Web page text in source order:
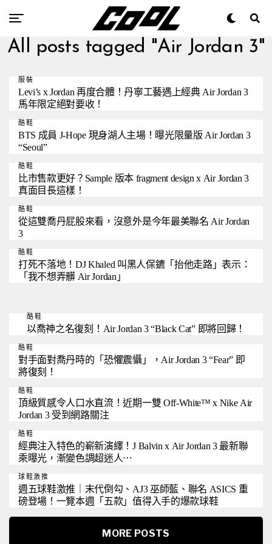
All posts tagged "Air Jordan 3"
服裝
Levi’s x Jordan 再度合體！丹寧工藝遇上經典 Air Jordan 3
馬年限定絕對要收！
酷鞋
BTS 成員 J-Hope 現身湖人主場！曝光限量版 Air Jordan 3
“Seoul”
酷鞋
比市售款更好？Sample 版本 fragment design x Air Jordan 3
真面目長這樣！
酷鞋
從這雙喬丹屁股來看，沒意外是今年最美聯名 Air Jordan
3
酷鞋
打死不落地！DJ Khaled 叫黑人保鑣「抬他走路」表示：
「我不想弄髒 Air Jordan」
酷鞋
以喬神之名復刻！Air Jordan 3 “Black Cat” 即將回歸！
酷鞋
對手面對喬丹時的「恐懼震懾」，Air Jordan 3 “Fear” 即
將復刻！
酷鞋
頂級質感令人口水直流！近期一雙 Off-White™ x Nike Air
Jordan 3 受到網路關注
酷鞋
經典注入特色的嶄新演繹！J Balvin x Air Jordan 3 最新聯
乘曝光，漸變色調超迷人⋯
球鞋激推
週五球鞋激推｜末代倒勾、AJ3 巫師藍、聯名 ASICS 重
磅登場！一覽本週「五款」值得入手的爆款球鞋
MORE POSTS